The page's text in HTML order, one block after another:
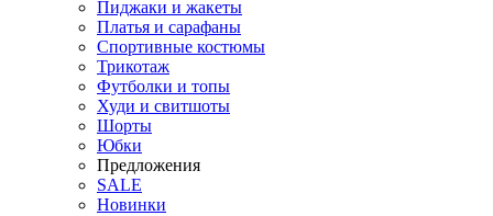
Пиджаки и жакеты
Платья и сарафаны
Спортивные костюмы
Трикотаж
Футболки и топы
Худи и свитшоты
Шорты
Юбки
Предложения
SALE
Новинки